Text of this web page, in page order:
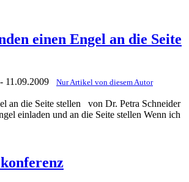
einen Engel an die Seite
11.09.2009 Nur Artikel von diesem Autor
an die Seite stellen von Dr. Petra Schneider
einladen und an die Seite stellen Wenn ich